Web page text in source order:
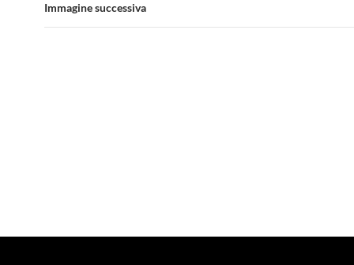
Immagine successiva